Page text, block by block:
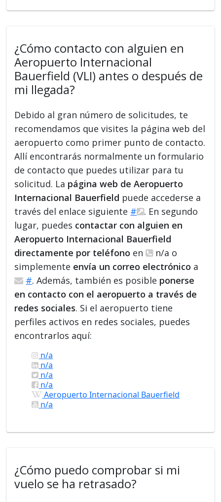
¿Cómo contacto con alguien en
Aeropuerto Internacional
Bauerfield (VLI) antes o después de
mi llegada?
Debido al gran número de solicitudes, te
recomendamos que visites la página web del
aeropuerto como primer punto de contacto.
Allí encontrarás normalmente un formulario
de contacto que puedes utilizar para tu
solicitud. La página web de Aeropuerto
Internacional Bauerfield puede accederse a
través del enlace siguiente #
. En segundo
lugar, puedes contactar con alguien en
Aeropuerto Internacional Bauerfield
directamente por teléfono en
n/a o
simplemente envía un correo electrónico a
#. Además, también es posible ponerse
en contacto con el aeropuerto a través de
redes sociales. Si el aeropuerto tiene
perfiles activos en redes sociales, puedes
encontrarlos aquí:
n/a
n/a
n/a
n/a
Aeropuerto Internacional Bauerfield
n/a
¿Cómo puedo comprobar si mi
vuelo se ha retrasado?